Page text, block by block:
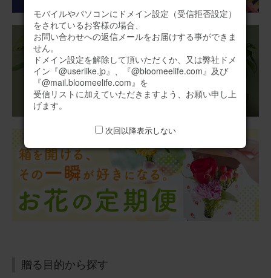
愛犬のお供えに購入しましたが、可愛らしくサイズも仏壇
横にちょうどよかったです。
アレンジメント(黄)XSサイズ
2025/10/31
誕生日プレゼント
息子のお嫁さんにプレゼントしました。喜んでくれました
よ。赤も好きだし可愛いって言ってくれました。
アレンジメント(赤)XSサイズ Happy Birthday カード付き
ぷるん 30代
贈る目的から探す
モバイルやパソコンにドメイン設定（受信拒否設定）
をされているお客様の場合、
お問い合わせへの返信メールをお届けする事ができま
せん。
ドメイン設定を解除して頂いただくか、又は弊社ドメ
イン『@userlike.jp』、『@bloomeelife.com』及び
『@mail.bloomeelife.com』を
受信リストに加えていただきますよう、お願い申し上
げます。
次回以降表示しない